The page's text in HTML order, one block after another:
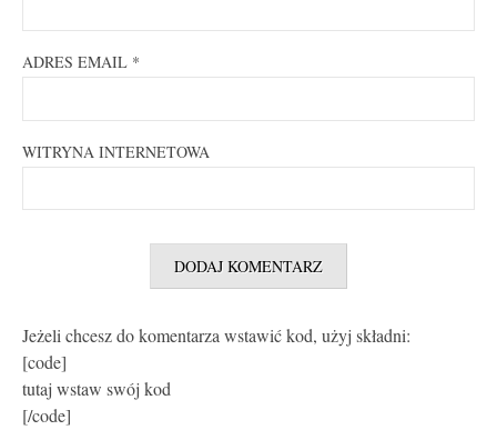
ADRES EMAIL *
WITRYNA INTERNETOWA
Jeżeli chcesz do komentarza wstawić kod, użyj składni:
[code]
tutaj wstaw swój kod
[/code]